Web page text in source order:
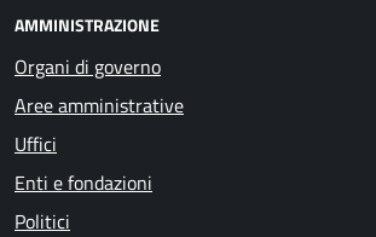
AMMINISTRAZIONE
Organi di governo
Aree amministrative
Uffici
Enti e fondazioni
Politici